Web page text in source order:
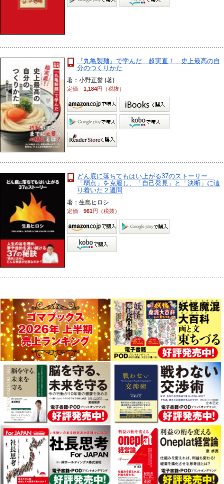
『丸亀製麺』で学んだ 超実直！ 史上最高の自
分のつくりかた
著：小野正誉 (著)
定価1,184円（税抜）
どん底に落ちてもはい上がる37のストーリー
「弱点」を克服し、「自己発見」と「決断」に辿
り着いた２週間
著：生島ヒロシ
定価961円（税抜）